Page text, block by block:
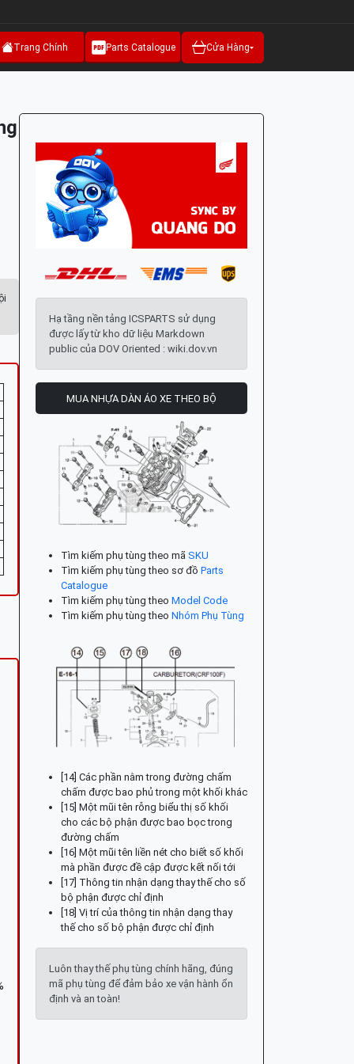
Trang Chính Parts Catalogue Cửa Hàng
Hạ tầng nền tảng ICSPARTS sử dụng
được lấy từ kho dữ liệu Markdown
public của DOV Oriented : wiki.dov.vn
MUA NHỰA DÀN ÁO XE THEO BỘ
Tìm kiếm phụ tùng theo mã SKU
Tìm kiếm phụ tùng theo sơ đồ Parts
Catalogue
Tìm kiếm phụ tùng theo Model Code
Tìm kiếm phụ tùng theo Nhóm Phụ Tùng
[14] Các phần nằm trong đường chấm
chấm được bao phủ trong một khối khác
[15] Một mũi tên rỗng biểu thị số khối
cho các bộ phận được bao bọc trong
đường chấm
[16] Một mũi tên liền nét cho biết số khối
mà phần được đề cập được kết nối tới
[17] Thông tin nhận dạng thay thế cho số
bộ phận được chỉ định
[18] Vị trí của thông tin nhận dạng thay
thế cho số bộ phận được chỉ định
Luôn thay thế phụ tùng chính hãng, đúng
mã phụ tùng để đảm bảo xe vận hành ổn
định và an toàn!